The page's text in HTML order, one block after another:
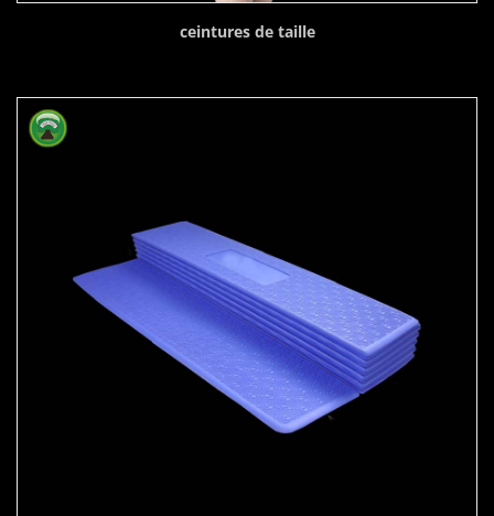
ceintures de taille